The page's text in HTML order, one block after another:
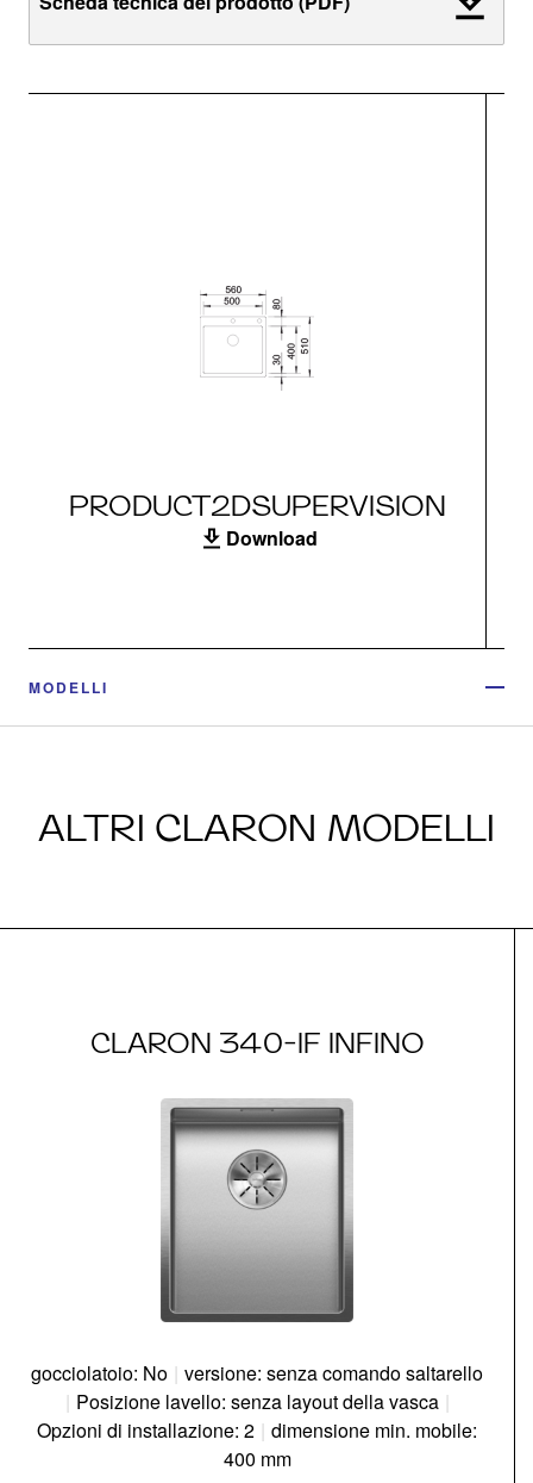
PRODUCT2DSUPERVISION
Download
MODELLI
ALTRI CLARON MODELLI
CLARON 340-IF INFINO
gocciolatoio: No | versione: senza comando saltarello
| Posizione lavello: senza layout della vasca |
Opzioni di installazione: 2 | dimensione min. mobile:
400 mm